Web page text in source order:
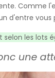
Comme
d'entre vous
selon les
une